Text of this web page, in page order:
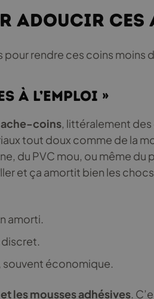
adoucir ces
rendre ces coins moins
à l’emploi »
coins, littéralement des
tout doux comme de la
du PVC mou, ou même du
et ça amortit bien les
amorti.
discret.
souvent économique.
les mousses adhésives.